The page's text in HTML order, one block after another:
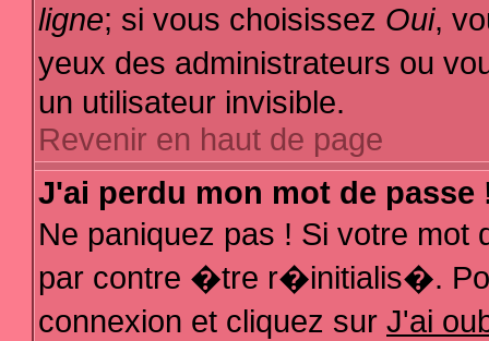
ligne; si vous choisissez Oui,
yeux des administrateurs ou
un utilisateur invisible.
Revenir en haut de page
J'ai perdu mon mot de passe
Ne paniquez pas ! Si votre
par contre �tre r�initialis�.
connexion et cliquez sur J'ai